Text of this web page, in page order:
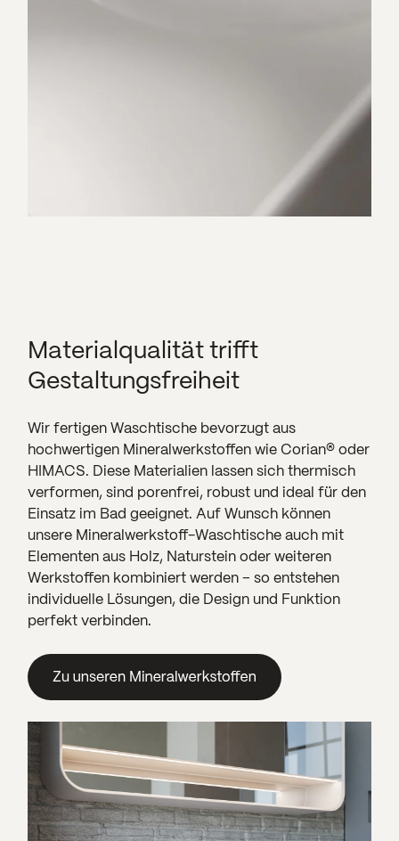
Materialqualität trifft
Gestaltungsfreiheit
Wir fertigen Waschtische bevorzugt aus
hochwertigen Mineralwerkstoffen wie Corian® oder
HIMACS. Diese Materialien lassen sich thermisch
verformen, sind porenfrei, robust und ideal für den
Einsatz im Bad geeignet. Auf Wunsch können
unsere Mineralwerkstoff-Waschtische auch mit
Elementen aus Holz, Naturstein oder weiteren
Werkstoffen kombiniert werden – so entstehen
individuelle Lösungen, die Design und Funktion
perfekt verbinden.